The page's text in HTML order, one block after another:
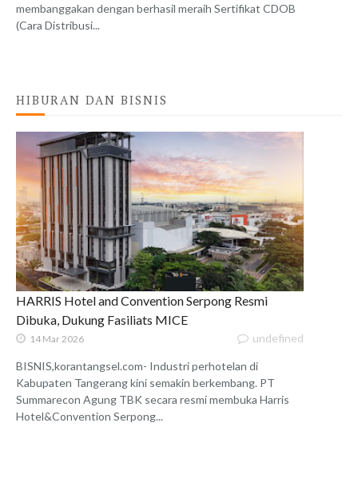
membanggakan dengan berhasil meraih Sertifikat CDOB
(Cara Distribusi...
HIBURAN DAN BISNIS
HARRIS Hotel and Convention Serpong Resmi
Dibuka, Dukung Fasiliats MICE
14 Mar 2026 undefined
BISNIS,korantangsel.com- Industri perhotelan di
Kabupaten Tangerang kini semakin berkembang. PT
Summarecon Agung TBK secara resmi membuka Harris
Hotel&Convention Serpong...